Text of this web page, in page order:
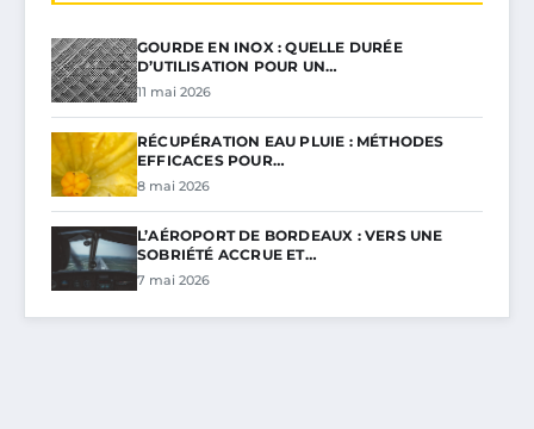
GOURDE EN INOX : QUELLE DURÉE
D’UTILISATION POUR UN…
11 mai 2026
RÉCUPÉRATION EAU PLUIE : MÉTHODES
EFFICACES POUR…
8 mai 2026
L’AÉROPORT DE BORDEAUX : VERS UNE
SOBRIÉTÉ ACCRUE ET…
7 mai 2026